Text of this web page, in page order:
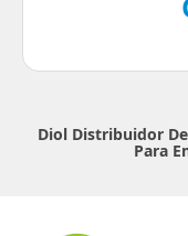
Diol Distribuidor
Para